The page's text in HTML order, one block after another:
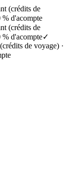
(crédits de
% d'acompte
(crédits de
% d'acompte✓
de voyage) ·